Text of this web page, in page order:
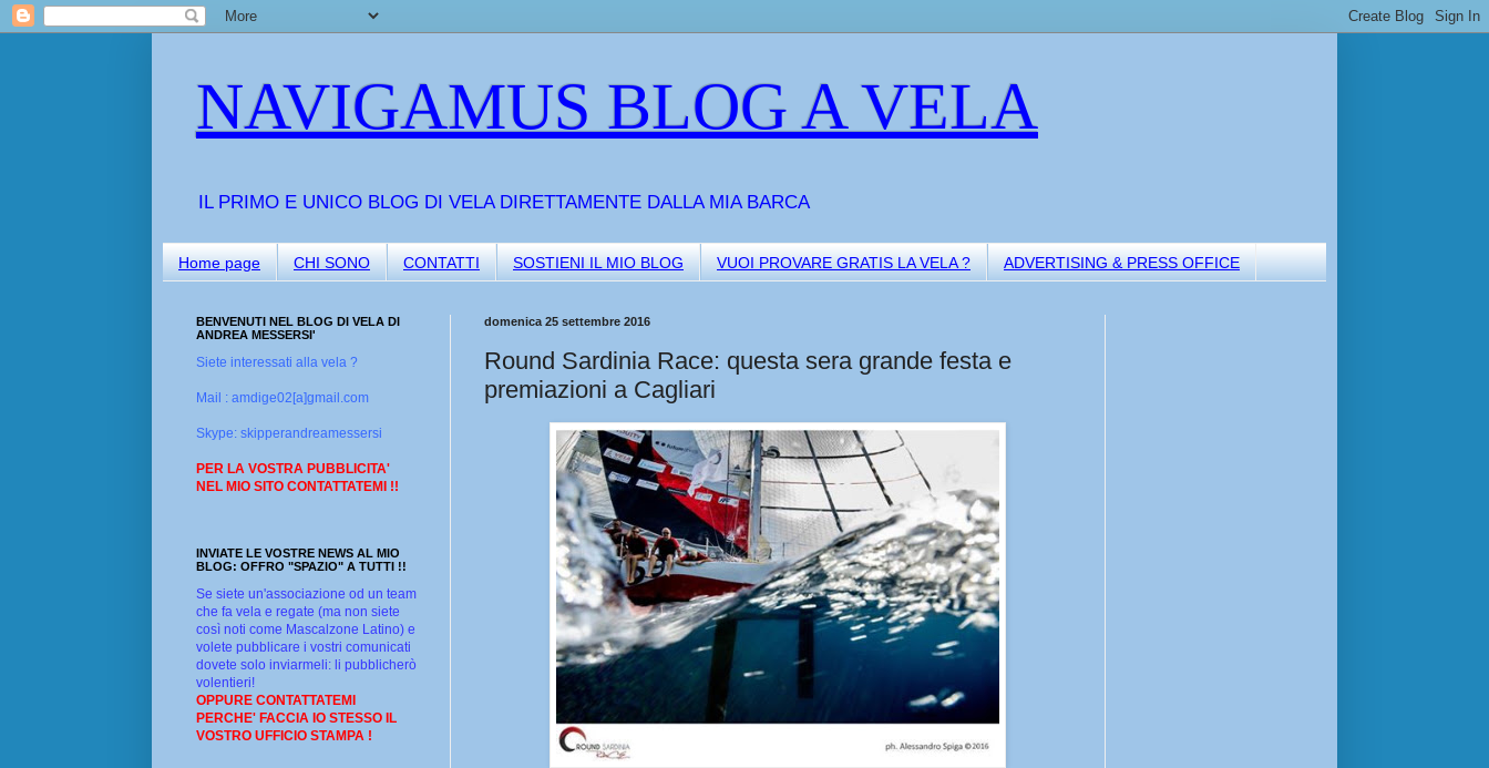
NAVIGAMUS BLOG A VELA
IL PRIMO E UNICO BLOG DI VELA DIRETTAMENTE DALLA MIA BARCA
Home page CHI SONO CONTATTI SOSTIENI IL MIO BLOG VUOI PROVARE GRATIS LA VELA ? ADVERTISING & PRESS OFFICE
domenica 25 settembre 2016
Round Sardinia Race: questa sera grande festa e
premiazioni a Cagliari
BENVENUTI NEL BLOG DI VELA DI
ANDREA MESSERSI'
Siete interessati alla vela ?
Mail : amdige02[a]gmail.com
Skype: skipperandreamessersi
PER LA VOSTRA PUBBLICITA'
NEL MIO SITO CONTATTATEMI !!
INVIATE LE VOSTRE NEWS AL MIO
BLOG: OFFRO "SPAZIO" A TUTTI !!
Se siete un'associazione od un team
che fa vela e regate (ma non siete
così noti come Mascalzone Latino) e
volete pubblicare i vostri comunicati
dovete solo inviarmeli: li pubblicherò
volentieri!
OPPURE CONTATTATEMI
PERCHE' FACCIA IO STESSO IL
VOSTRO UFFICIO STAMPA !